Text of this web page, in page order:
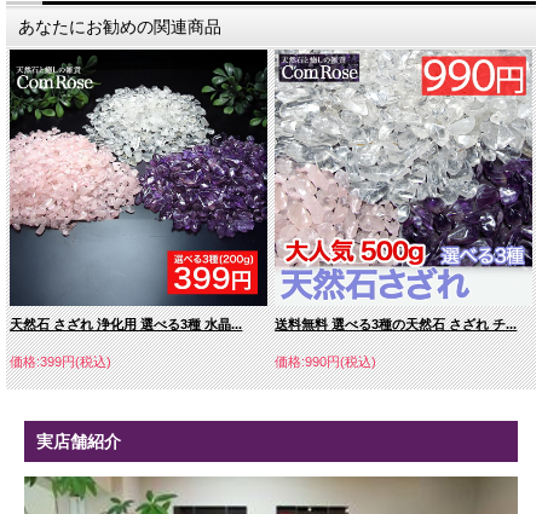
あなたにお勧めの関連商品
天然石 さざれ 浄化用 選べる3種 水晶...
価格:399円(税込)
送料無料 選べる3種の天然石 さざれ チ...
価格:990円(税込)
実店舗紹介